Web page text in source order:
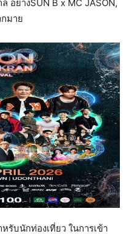
อย่างSUN B x MC JASON,
มาย
รับนักท่องเที่ยว ในการเข้า